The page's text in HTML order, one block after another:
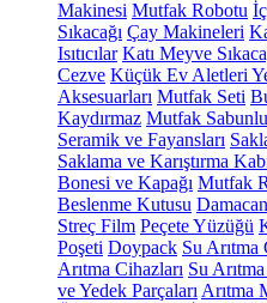
Makinesi Mutfak Robotu
Sıkacağı Çay Makineleri
Isıtıcılar Katı Meyve
Cezve Küçük Ev Aletleri
Aksesuarları Mutfak Seti
Kaydırmaz Mutfak
Seramik ve Fayansları
Saklama ve Karıştırma
Bonesi ve Kapağı Mutfak
Beslenme Kutusu
Streç Film Peçete Yüzüğü
Poşeti Doypack Su Arıtma
Arıtma Cihazları Su
ve Yedek Parçaları Arıtma